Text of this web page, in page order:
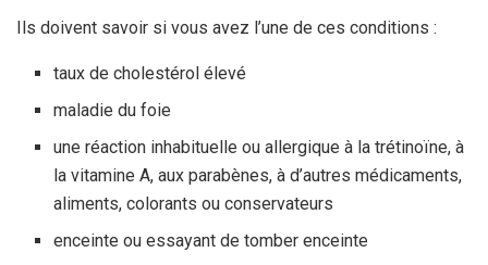
Ils doivent savoir si vous avez l’une de ces conditions :
taux de cholestérol élevé
maladie du foie
une réaction inhabituelle ou allergique à la trétinoïne, à
la vitamine A, aux parabènes, à d’autres médicaments,
aliments, colorants ou conservateurs
enceinte ou essayant de tomber enceinte